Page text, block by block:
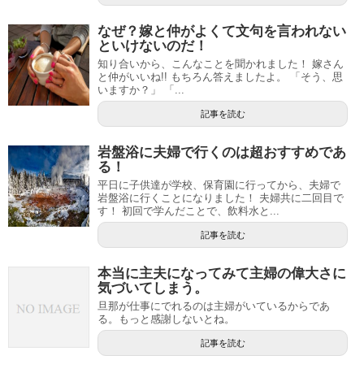
なぜ？嫁と仲がよくて文句を言われない
といけないのだ！
知り合いから、こんなことを聞かれました！ 嫁さん
と仲がいいね!! もちろん答えましたよ。 「そう、思
いますか？」 「...
記事を読む
岩盤浴に夫婦で行くのは超おすすめであ
る！
平日に子供達が学校、保育園に行ってから、夫婦で
岩盤浴に行くことになりました！ 夫婦共に二回目で
す！ 初回で学んだことで、飲料水と...
記事を読む
本当に主夫になってみて主婦の偉大さに
気づいてしまう。
旦那が仕事にでれるのは主婦がいているからであ
る。もっと感謝しないとね。
記事を読む